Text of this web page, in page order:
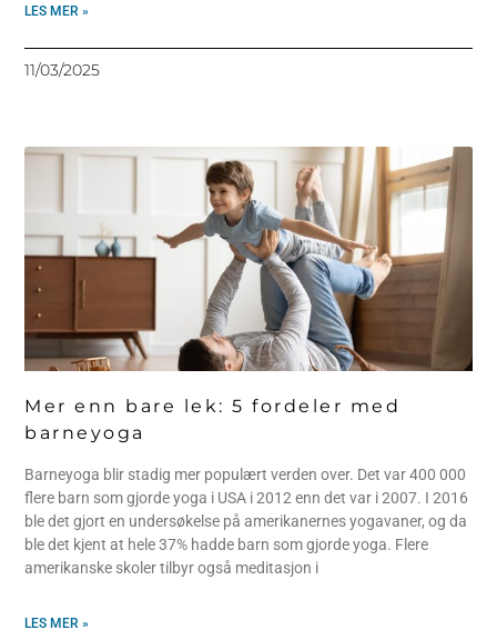
LES MER »
11/03/2025
Mer enn bare lek: 5 fordeler med
barneyoga
Barneyoga blir stadig mer populært verden over. Det var 400 000
flere barn som gjorde yoga i USA i 2012 enn det var i 2007. I 2016
ble det gjort en undersøkelse på amerikanernes yogavaner, og da
ble det kjent at hele 37% hadde barn som gjorde yoga. Flere
amerikanske skoler tilbyr også meditasjon i
LES MER »